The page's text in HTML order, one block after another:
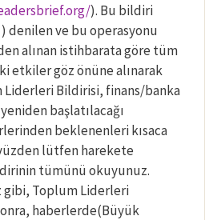
). Bu bildiri
denilen ve bu operasyonu
alınan istihbarata göre tüm
etkiler göz önüne alınarak
Liderleri Bildirisi, finans/banka
başlatılacağı
beklenenleri kısaca
lütfen harekete
tümünü okuyunuz.
gibi, Toplum Liderleri
haberlerde(Büyük